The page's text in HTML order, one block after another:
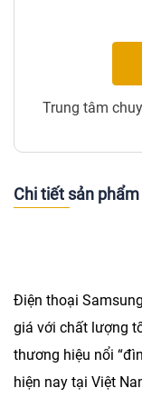
Trung tâm
Chi tiết sản phẩm
Điện thoại
giá với chất lượng
thương hiệu nổi
hiện nay tại Việt